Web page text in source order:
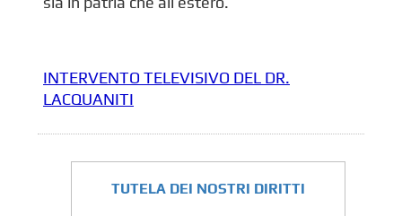
INTERVENTO TELEVISIVO DEL DR.
LACQUANITI
TUTELA DEI NOSTRI DIRITTI